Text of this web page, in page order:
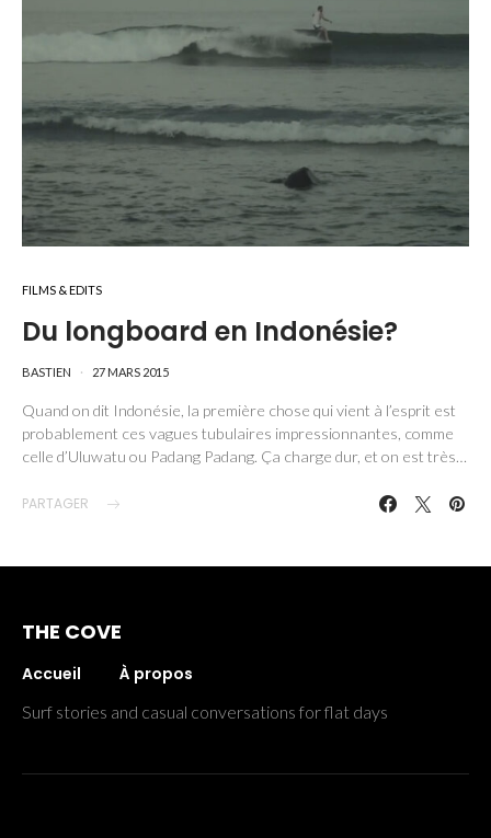
FILMS & EDITS
Du longboard en Indonésie?
BASTIEN 27 MARS 2015
Quand on dit Indonésie, la première chose qui vient à l’esprit est
probablement ces vagues tubulaires impressionnantes, comme
celle d’Uluwatu ou Padang Padang. Ça charge dur, et on est très…
PARTAGER
THE COVE
Accueil À propos
Surf stories and casual conversations for flat days